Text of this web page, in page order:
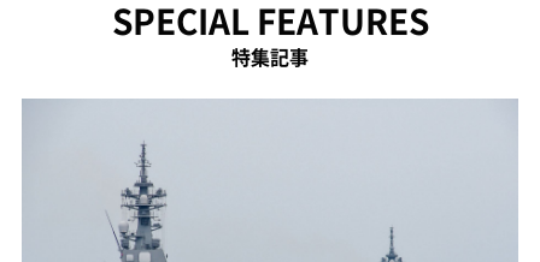
SPECIAL FEATURES
特集記事